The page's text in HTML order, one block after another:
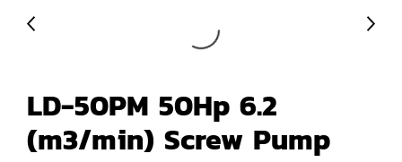
LD-50PM 50Hp 6.2
(m3/min) Screw Pump